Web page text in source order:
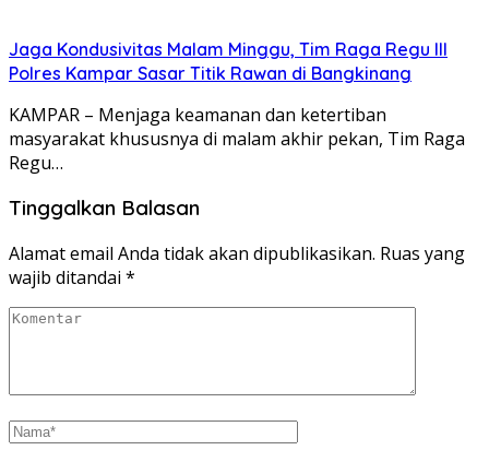
Jaga Kondusivitas Malam Minggu, Tim Raga Regu III
Polres Kampar Sasar Titik Rawan di Bangkinang
KAMPAR – Menjaga keamanan dan ketertiban
masyarakat khususnya di malam akhir pekan, Tim Raga
Regu…
Tinggalkan Balasan
Alamat email Anda tidak akan dipublikasikan. Ruas yang
wajib ditandai *